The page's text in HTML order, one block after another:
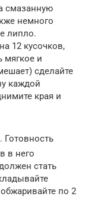
смазанную
немного
липло.
12 кусочков,
мягкое и
сделайте
каждой
края и
Готовность
в него
стать
по 2